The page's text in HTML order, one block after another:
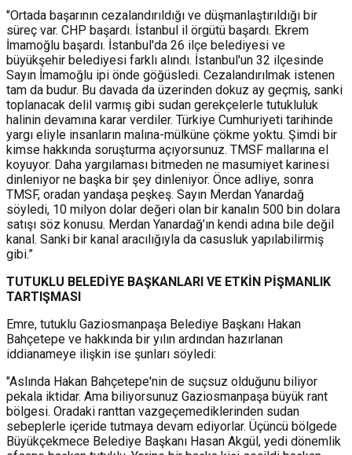
"Ortada başarının cezalandırıldığı ve düşmanlaştırıldığı bir
süreç var. CHP başardı. İstanbul il örgütü başardı. Ekrem
İmamoğlu başardı. İstanbul'da 26 ilçe belediyesi ve
büyükşehir belediyesi farklı alındı. İstanbul'un 32 ilçesinde
Sayın İmamoğlu ipi önde göğüsledi. Cezalandırılmak istenen
tam da budur. Bu davada da üzerinden dokuz ay geçmiş, sanki
toplanacak delil varmış gibi sudan gerekçelerle tutukluluk
halinin devamına karar verdiler. Türkiye Cumhuriyeti tarihinde
yargı eliyle insanların malına-mülküne çökme yoktu. Şimdi bir
kimse hakkında soruşturma açıyorsunuz. TMSF mallarına el
koyuyor. Daha yargılaması bitmeden ne masumiyet karinesi
dinleniyor ne başka bir şey dinleniyor. Önce adliye, sonra
TMSF, oradan yandaşa peşkeş. Sayın Merdan Yanardağ
söyledi, 10 milyon dolar değeri olan bir kanalın 500 bin dolara
satışı söz konusu. Merdan Yanardağ’ın kendi adına bile değil
kanal. Sanki bir kanal aracılığıyla da casusluk yapılabilirmiş
gibi.”
TUTUKLU BELEDİYE BAŞKANLARI VE ETKİN PİŞMANLIK
TARTIŞMASI
Emre, tutuklu Gaziosmanpaşa Belediye Başkanı Hakan
Bahçetepe ve hakkında bir yılın ardından hazırlanan
iddianameye ilişkin ise şunları söyledi:
"Aslında Hakan Bahçetepe'nin de suçsuz olduğunu biliyor
pekala iktidar. Ama biliyorsunuz Gaziosmanpaşa büyük rant
bölgesi. Oradaki ranttan vazgeçemediklerinden sudan
sebeplerle içeride tutmaya devam ediyorlar. Üçüncü bölgede
Büyükçekmece Belediye Başkanı Hasan Akgül, yedi dönemlik